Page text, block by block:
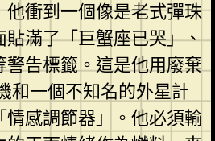
衝到一個像是老式彈珠
滿了「巨蟹座已哭」、
告標籤。這是他用廢棄
和一個不知名的外星計
感調節器」。他必須輸